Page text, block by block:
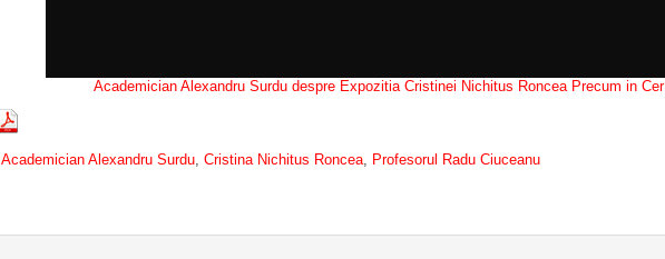
Academician Alexandru Surdu despre Expozitia Cristinei Nichitus Roncea Precum in Cer
Academician Alexandru Surdu, Cristina Nichitus Roncea, Profesorul Radu Ciuceanu